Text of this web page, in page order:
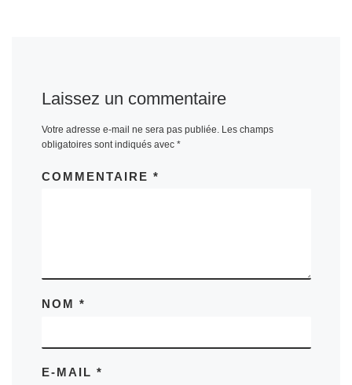
Laissez un commentaire
Votre adresse e-mail ne sera pas publiée. Les champs
obligatoires sont indiqués avec *
COMMENTAIRE *
NOM *
E-MAIL *